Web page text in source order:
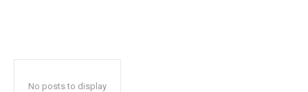
No posts to display